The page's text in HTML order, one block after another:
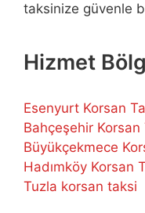
taksinize güvenle
Hizmet
Esenyurt Korsan
Bahçeşehir Korsan
Büyükçekmece
Hadımköy Korsan
Tuzla korsan taksi